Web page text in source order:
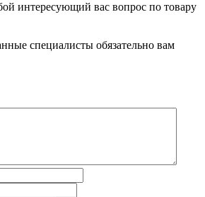
интересующий вас вопрос по товару
специалисты обязательно вам